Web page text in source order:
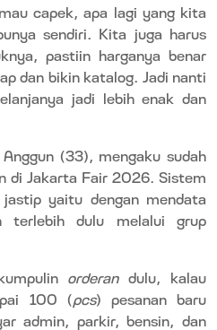
capek, apa lagi yang kita
sendiri. Kita juga harus
pastiin harganya benar
dan bikin katalog. Jadi nanti
jadi lebih enak dan
(33), mengaku sudah
di Jakarta Fair 2026. Sistem
yaitu dengan mendata
terlebih dulu melalui grup
orderandulu, kalau
100 (pcs) pesanan baru
admin, parkir, bensin, dan